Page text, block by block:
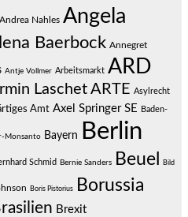
Andrea Nahles Angela
Baerbock Annegret
Antje Vollmer Arbeitsmarkt ARD
Laschet ARTE Asylrecht
Amt Axel Springer SE Baden-
Monsanto Bayern Berlin
Schmid Bernie Sanders Beuel Bild
Boris Pistorius
Borussia
Brexit